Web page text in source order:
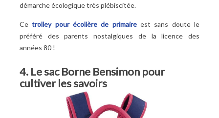
démarche écologique très plébiscitée.
Cetrolley pour écolière de primaireest sans doute le
préféré des parents nostalgiques de la licence des
années 80 !
4. Le sac Borne Bensimon pour
cultiver les savoirs